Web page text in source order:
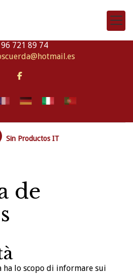
721 89 74
hotmail.es
Sin Productos IT
de
ha lo scopo di informare sui